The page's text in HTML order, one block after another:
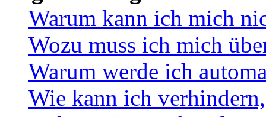
Warum kann ich mich
Wozu muss ich mich
Warum werde ich
Wie kann ich